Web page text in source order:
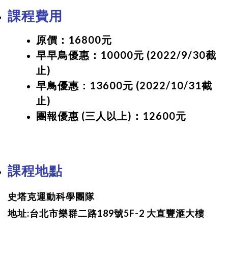
課程費用
原價：16800元
早早鳥優惠：10000元 (2022/9/30截
止)
早鳥優惠：13600元 (2022/10/31截
止)
團報優惠 (三人以上)：12600元
課程地點
史塔克運動科學團隊
地址:台北市樂群二路189號5F-2 大直豐滙大樓